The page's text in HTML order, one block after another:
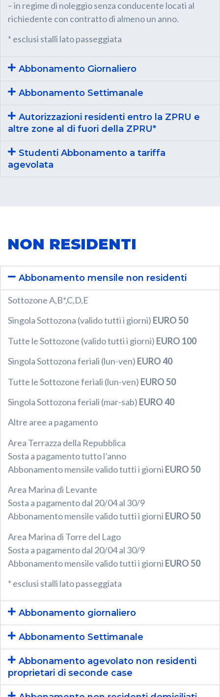
– in regime di noleggio senza conducente locati al
richiedente con contratto di almeno un anno.
* esclusi stalli lato passeggiata
Abbonamento Giornaliero
Abbonamento Settimanale
Autorizzazioni residenti entro la ZPRU e
altre zone al di fuori della ZPRU*
Studenti Abbonamento a tariffa
agevolata
NON RESIDENTI
Abbonamento mensile non residenti
Sottozone A,B*,C,D,E
Singola Sottozona (valido tutti i giorni) EURO 50
Tutte le Sottozone (valido tutti i giorni) EURO 100
Singola Sottozona feriali (lun-ven) EURO 40
Tutte le Sottozone feriali (lun-ven) EURO 50
Singola Sottozona feriali (mar-sab) EURO 40
Altre aree a pagamento
Area Terrazza della Repubblica
Sosta a pagamento tutto l’anno
Abbonamento mensile valido tutti i giorni EURO 50
Area Marina di Levante
Sosta a pagamento dal 20/04 al 30/9
Abbonamento mensile valido tutti i giorni EURO 50
Area Marina di Torre del Lago
Sosta a pagamento dal 20/04 al 30/9
Abbonamento mensile valido tutti i giorni EURO 50
* esclusi stalli lato passeggiata
Abbonamento giornaliero
Abbonamento Settimanale
Abbonamento agevolato non residenti
proprietari di seconde case